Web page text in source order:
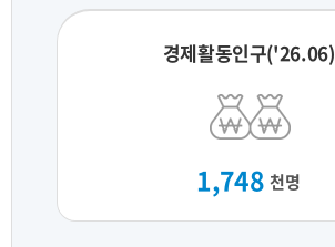
경제활동인구('26.06)
1,748 천명